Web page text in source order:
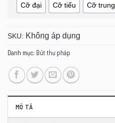
Cỡ đại
Cỡ tiểu Cỡ trung
SKU: Không áp dụng
Danh mục: Bút thư pháp
MÔ TẢ